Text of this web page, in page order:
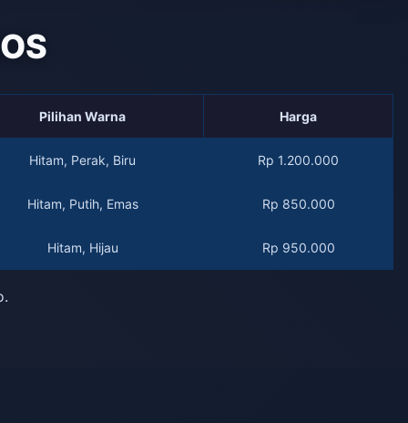
Pilihan Warna Harga
Hitam, Perak, Biru Rp 1.200.000
Hitam, Putih, Emas Rp 850.000
Hitam, Hijau Rp 950.000